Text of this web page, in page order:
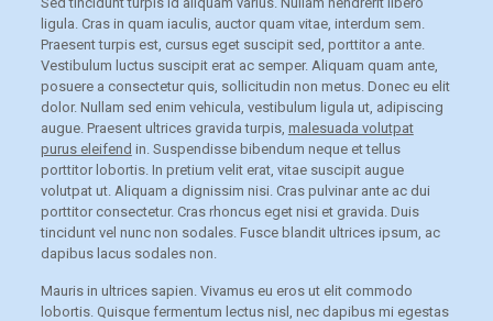
ligula. Cras in quam iaculis, auctor quam vitae, interdum sem.
Praesent turpis est, cursus eget suscipit sed, porttitor a ante.
Vestibulum luctus suscipit erat ac semper. Aliquam quam ante,
posuere a consectetur quis, sollicitudin non metus. Donec eu elit
dolor. Nullam sed enim vehicula, vestibulum ligula ut, adipiscing
augue. Praesent ultrices gravida turpis, malesuada volutpat
purus eleifend in. Suspendisse bibendum neque et tellus
porttitor lobortis. In pretium velit erat, vitae suscipit augue
volutpat ut. Aliquam a dignissim nisi. Cras pulvinar ante ac dui
porttitor consectetur. Cras rhoncus eget nisi et gravida. Duis
tincidunt vel nunc non sodales. Fusce blandit ultrices ipsum, ac
dapibus lacus sodales non.
Mauris in ultrices sapien. Vivamus eu eros ut elit commodo
lobortis. Quisque fermentum lectus nisl, nec dapibus mi egestas